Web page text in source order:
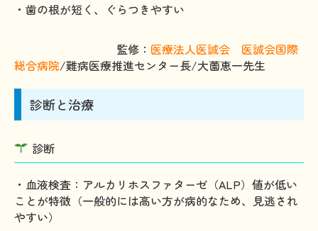
・歯の根が短く、ぐらつきやすい
監修： 医療法人医誠会 医誠会国際
総合病院/難病医療推進センター長/大薗恵一先生
診断と治療
診断
・血液検査：アルカリホスファターゼ（ALP）値が低い
ことが特徴（一般的には高い方が病的なため、見逃され
やすい）